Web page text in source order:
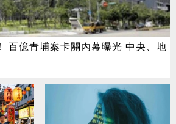
百億青埔案卡關內幕曝光 中央、地